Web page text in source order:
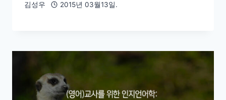
김성우 2015년 03월13일.